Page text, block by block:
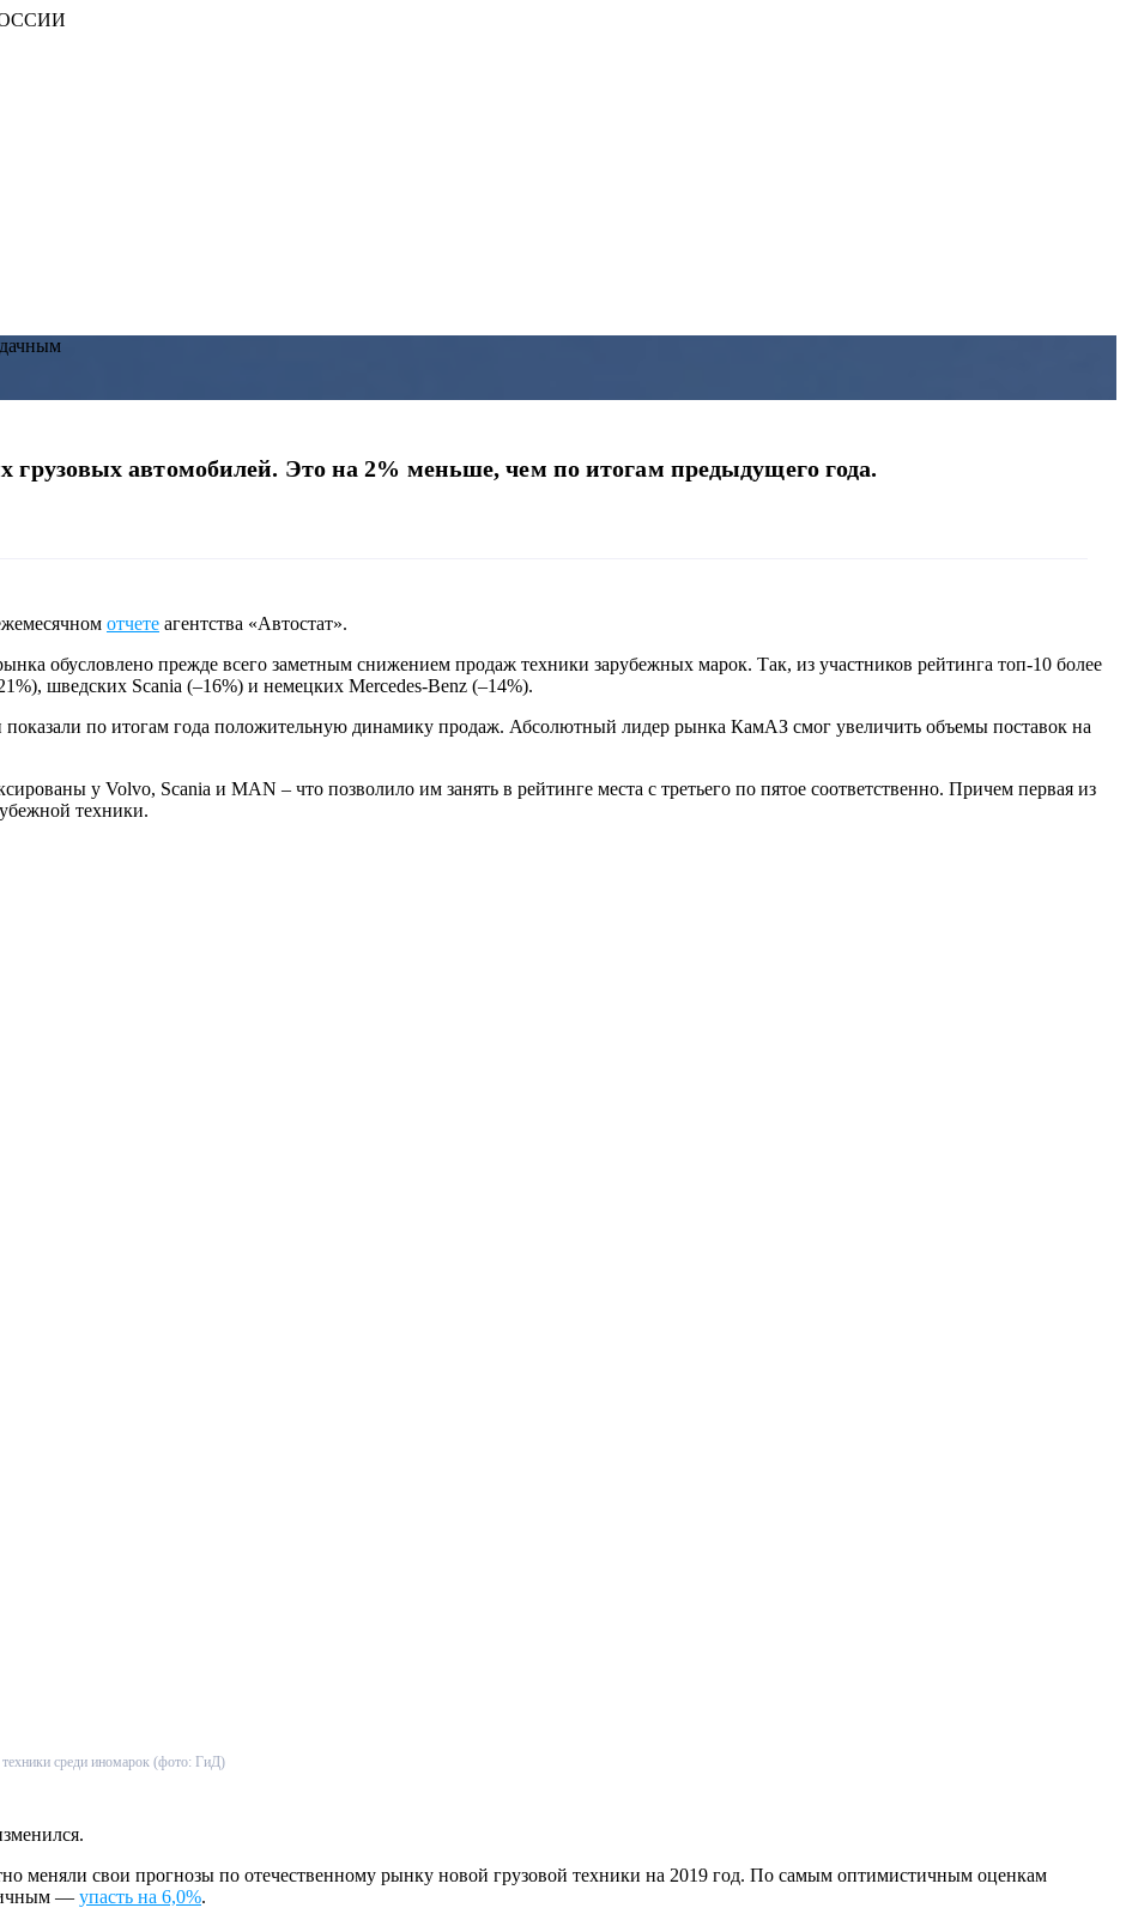
грузовых автомобилей. Это на 2% меньше, чем по итогам предыдущего года.
отчете агентства «Автостат».
обусловлено прежде всего заметным снижением продаж техники зарубежных марок. Так, из участников рейтинга топ-10 более
шведских Scania (–16%) и немецких Mercedes-Benz (–14%).
по итогам года положительную динамику продаж. Абсолютный лидер рынка КамАЗ смог увеличить объемы поставок на
у Volvo, Scania и MAN – что позволило им занять в рейтинге места с третьего по пятое соответственно. Причем первая из
техники.
среди иномарок (фото: ГиД)
меняли свои прогнозы по отечественному рынку новой грузовой техники на 2019 год. По самым оптимистичным оценкам
— упасть на 6,0%.